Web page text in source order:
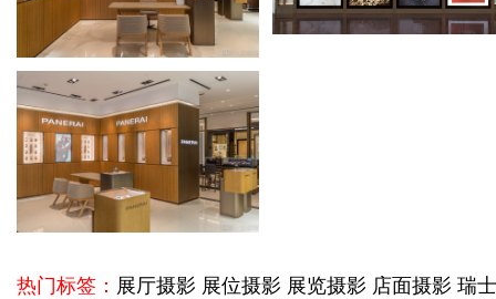
热门标签： 展厅摄影 展位摄影 展览摄影 店面摄影 瑞士